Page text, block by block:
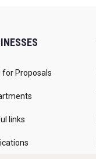
for Proposals
links